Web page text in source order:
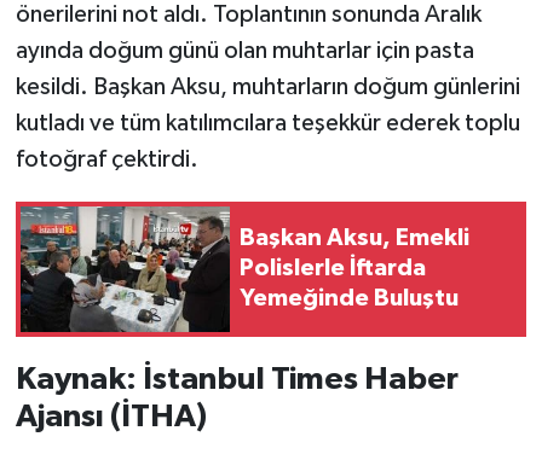
önerilerini not aldı. Toplantının sonunda Aralık
ayında doğum günü olan muhtarlar için pasta
kesildi. Başkan Aksu, muhtarların doğum günlerini
kutladı ve tüm katılımcılara teşekkür ederek toplu
fotoğraf çektirdi.
Başkan Aksu, Emekli
Polislerle İftarda
Yemeğinde Buluştu
Kaynak: İstanbul Times Haber
Ajansı (İTHA)